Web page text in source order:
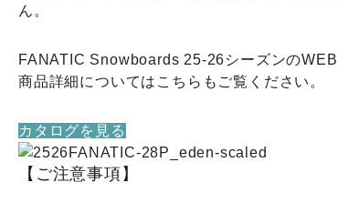
ん。
FANATIC Snowboards 25-26シーズンのWEB
商品詳細についてはこちらもご覧ください。
カタログを見る
【ご注意事項】